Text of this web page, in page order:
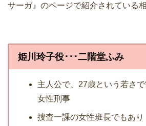
サーガ』のページで紹介されている相
姫川玲子役･･･二階堂ふみ
主人公で、27歳という若さ
女性刑事
捜査一課の女性班長でもあ